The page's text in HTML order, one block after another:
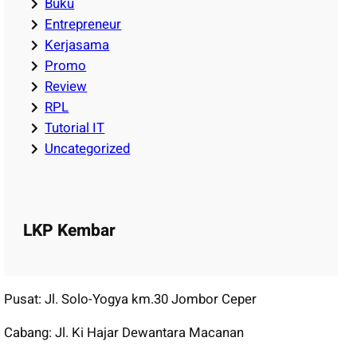
Entrepreneur
Kerjasama
Promo
Review
RPL
Tutorial IT
Uncategorized
LKP Kembar
Pusat: Jl. Solo-Yogya km.30 Jombor Ceper
Cabang: Jl. Ki Hajar Dewantara Macanan